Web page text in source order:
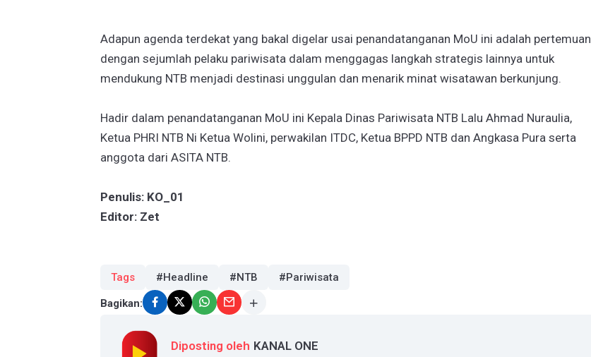
Adapun agenda terdekat yang bakal digelar usai penandatanganan MoU ini adalah pertemuan
dengan sejumlah pelaku pariwisata dalam menggagas langkah strategis lainnya untuk
mendukung NTB menjadi destinasi unggulan dan menarik minat wisatawan berkunjung.
Hadir dalam penandatanganan MoU ini Kepala Dinas Pariwisata NTB Lalu Ahmad Nuraulia,
Ketua PHRI NTB Ni Ketua Wolini, perwakilan ITDC, Ketua BPPD NTB dan Angkasa Pura serta
anggota dari ASITA NTB.
Penulis: KO_01
Editor: Zet
Tags #Headline #NTB #Pariwisata
Bagikan:
Diposting oleh KANAL ONE